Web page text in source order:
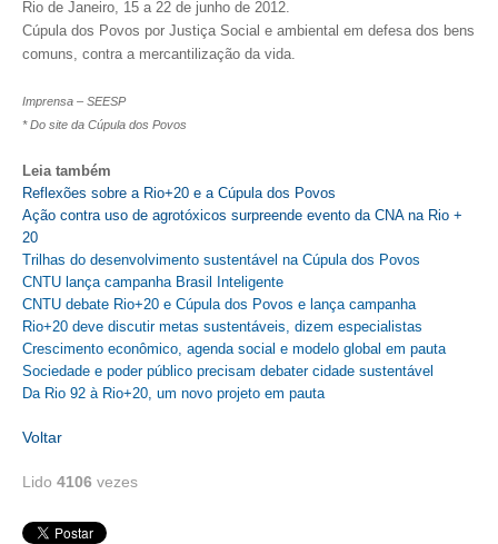
Rio de Janeiro, 15 a 22 de junho de 2012.
Cúpula dos Povos por Justiça Social e ambiental em defesa dos bens
comuns, contra a mercantilização da vida.
Imprensa – SEESP
* Do site da Cúpula dos Povos
Leia também
Reflexões sobre a Rio+20 e a Cúpula dos Povos
Ação contra uso de agrotóxicos surpreende evento da CNA na Rio +
20
Trilhas do desenvolvimento sustentável na Cúpula dos Povos
CNTU lança campanha Brasil Inteligente
CNTU debate Rio+20 e Cúpula dos Povos e lança campanha
Rio+20 deve discutir metas sustentáveis, dizem especialistas
Crescimento econômico, agenda social e modelo global em pauta
Sociedade e poder público precisam debater cidade sustentável
Da Rio 92 à Rio+20, um novo projeto em pauta
Voltar
Lido 4106 vezes